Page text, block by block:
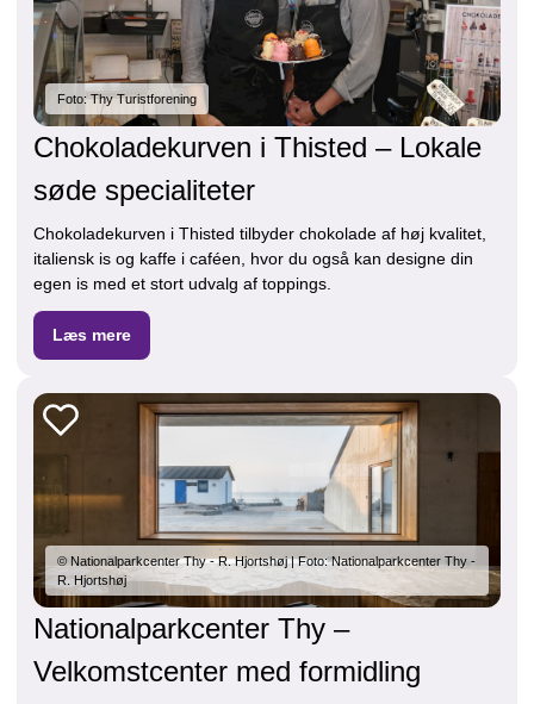
Foto: Thy Turistforening
Chokoladekurven i Thisted – Lokale
søde specialiteter
Chokoladekurven i Thisted tilbyder chokolade af høj kvalitet,
italiensk is og kaffe i caféen, hvor du også kan designe din
egen is med et stort udvalg af toppings.
Læs mere
© Nationalparkcenter Thy - R. Hjortshøj | Foto: Nationalparkcenter Thy -
R. Hjortshøj
Nationalparkcenter Thy –
Velkomstcenter med formidling